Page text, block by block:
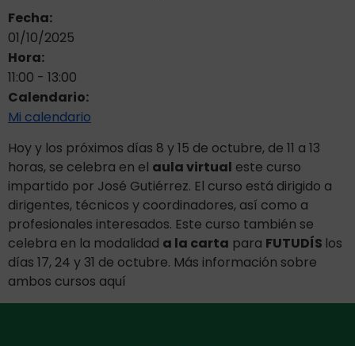
Fecha:
01/10/2025
Hora:
11:00 - 13:00
Calendario:
Mi calendario
Hoy y los próximos días 8 y 15 de octubre, de 11 a 13
horas, se celebra en el aula virtual este curso
impartido por José Gutiérrez. El curso está dirigido a
dirigentes, técnicos y coordinadores, así como a
profesionales interesados. Este curso también se
celebra en la modalidad a la carta para FUTUDÍS los
días 17, 24 y 31 de octubre. Más información sobre
ambos cursos aquí